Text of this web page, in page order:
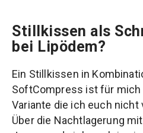
Stillkissen als
bei Lipödem?
Ein Stillkissen in
SoftCompress ist für mich
Variante die ich euch
Über die Nachtlagerung